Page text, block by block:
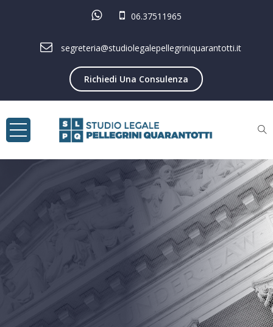
06.37511965
segreteria@studiolegalepellegriniquarantotti.it
Richiedi Una Consulenza